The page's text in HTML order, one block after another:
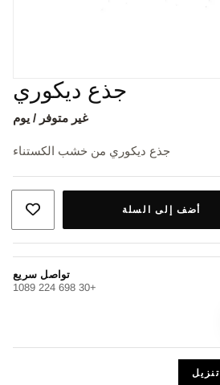
جذع ديكوري
غير متوفر / يوم
جذع ديكوري من خشب الكستناء
أضف إلى السلة
تواصل سريع
+30 698 224 1089
تنزيل